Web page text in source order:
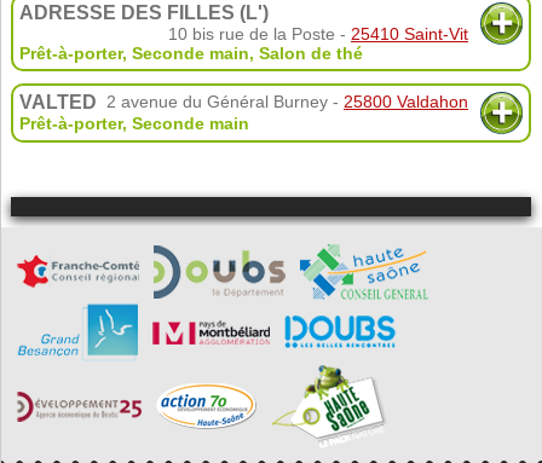
ADRESSE DES FILLES (L')
10 bis rue de la Poste - 25410 Saint-Vit
Prêt-à-porter, Seconde main, Salon de thé
VALTED 2 avenue du Général Burney - 25800 Valdahon
Prêt-à-porter, Seconde main